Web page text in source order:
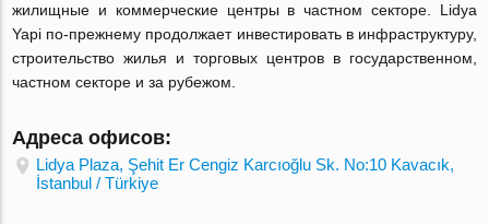
жилищные и коммерческие центры в частном секторе. Lidya
Yapi по-прежнему продолжает инвестировать в инфраструктуру,
строительство жилья и торговых центров в государственном,
частном секторе и за рубежом.
Адреса офисов:
Lidya Plaza, Şehit Er Cengiz Karcıoğlu Sk. No:10 Kavacık,
İstanbul / Türkiye